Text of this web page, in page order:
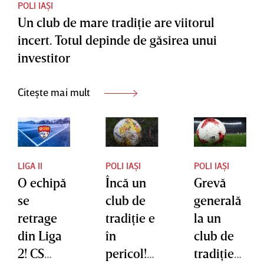
lui”
POLI IAȘI
Un club de mare tradiţie are viitorul
incert. Totul depinde de găsirea unui
investitor
Citește mai mult
LIGA II
O echipă
se
retrage
din Liga
2! CS
POLI IAȘI
Încă un
club de
tradiţie e
în
pericol!
POLI IAȘI
Grevă
generală
la un
club de
tradiţie